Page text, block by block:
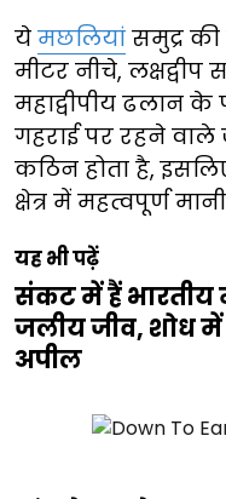
ये मछलियां समुद्र
मीटर नीचे, लक्षद्वीप
महाद्वीपीय ढलान के
गहराई पर रहने
कठिन होता है,
क्षेत्र में महत्वपूर्ण
यह भी पढ़ें
संकट में हैं भारतीय
जलीय जीव, शोध में
अपील